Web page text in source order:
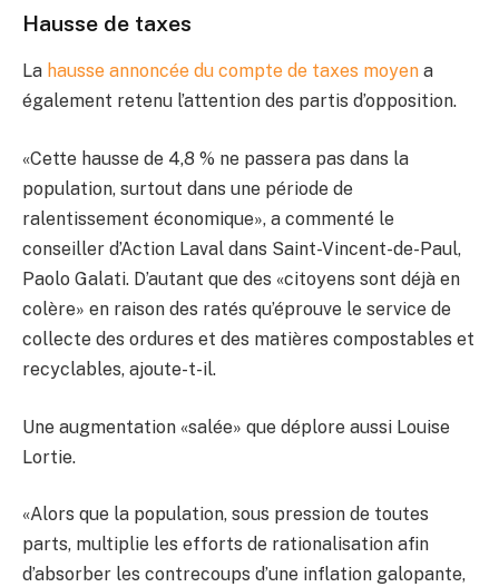
Hausse de taxes
La hausse annoncée du compte de taxes moyen a
également retenu l’attention des partis d’opposition.
«Cette hausse de 4,8 % ne passera pas dans la
population, surtout dans une période de
ralentissement économique», a commenté le
conseiller d’Action Laval dans Saint-Vincent-de-Paul,
Paolo Galati. D’autant que des «citoyens sont déjà en
colère» en raison des ratés qu’éprouve le service de
collecte des ordures et des matières compostables et
recyclables, ajoute-t-il.
Une augmentation «salée» que déplore aussi Louise
Lortie.
«Alors que la population, sous pression de toutes
parts, multiplie les efforts de rationalisation afin
d’absorber les contrecoups d’une inflation galopante,